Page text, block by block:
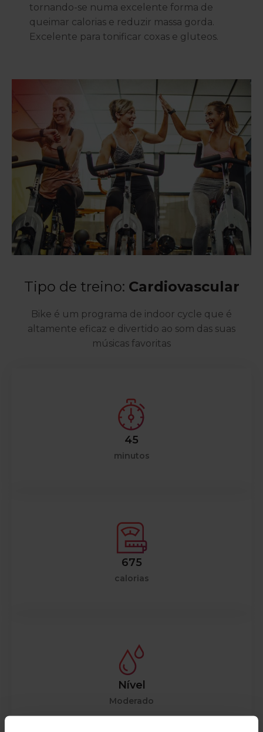
tornando-se numa excelente forma de
queimar calorias e reduzir massa gorda.
Excelente para tonificar coxas e gluteos.
Tipo de treino: Cardiovascular
Bike é um programa de indoor cycle que é
altamente eficaz e divertido ao som das suas
músicas favoritas
45
minutos
675
calorias
Nível
Moderado